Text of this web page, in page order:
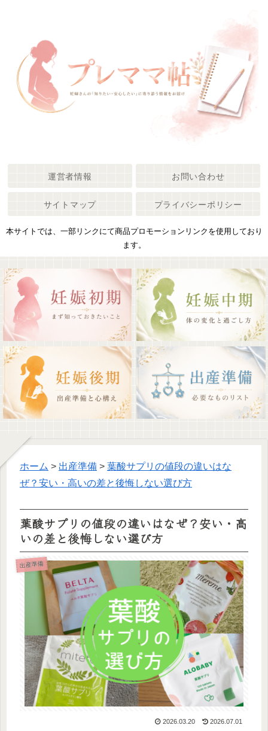
運営者情報 お問い合わせ
サイトマップ プライバシーポリシー
本サイトでは、一部リンクにて商品プロモーションリンクを使用しており
ます。
ホーム > 出産準備 > 葉酸サプリの値段の違いはな
ぜ？安い・高いの差と後悔しない選び方
葉酸サプリの値段の違いはなぜ？安い・高
いの差と後悔しない選び方
出産準備
2026.03.20 2026.07.01